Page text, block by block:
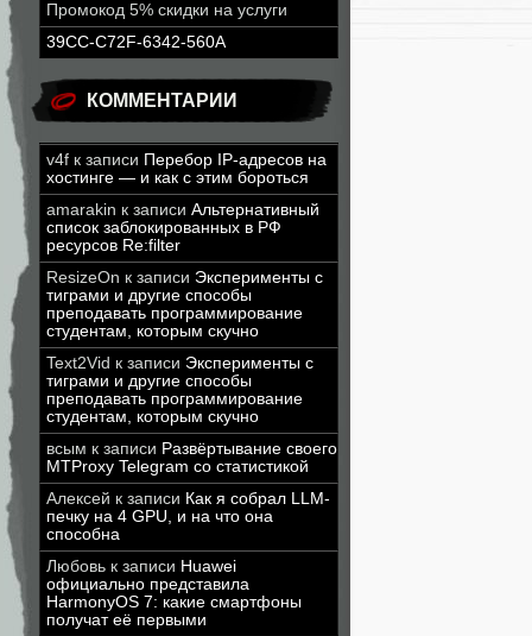
Промокод 5% скидки на услуги
39CC-C72F-6342-560A
КОММЕНТАРИИ
v4f к записи Перебор IP-адресов на
хостинге — и как с этим бороться
amarakin к записи Альтернативный
список заблокированных в РФ
ресурсов Re:filter
ResizeOn к записи Эксперименты с
тиграми и другие способы
преподавать программирование
студентам, которым скучно
Text2Vid к записи Эксперименты с
тиграми и другие способы
преподавать программирование
студентам, которым скучно
всым к записи Развёртывание своего
MTProxy Telegram со статистикой
Алексей к записи Как я собрал LLM-
печку на 4 GPU, и на что она
способна
Любовь к записи Huawei
официально представила
HarmonyOS 7: какие смартфоны
получат её первыми